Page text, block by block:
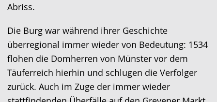
Abriss.
Die Burg war während ihrer Geschichte
überregional immer wieder von Bedeutung: 1534
flohen die Domherren von Münster vor dem
Täuferreich hierhin und schlugen die Verfolger
zurück. Auch im Zuge der immer wieder